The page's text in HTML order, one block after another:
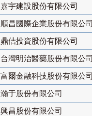
嘉宇建設股份有限公司
順昌國際企業股份有限公司
鼎佶投資股份有限公司
台灣明治醫藥股份有限公司
富爾金融科技股份有限公司
瀚于股份有限公司
興昌股份有限公司